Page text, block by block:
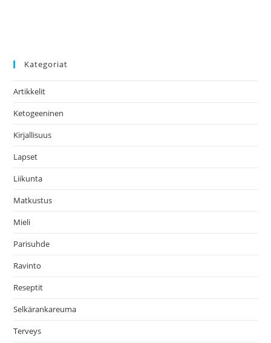
Kategoriat
Artikkelit
Ketogeeninen
Kirjallisuus
Lapset
Liikunta
Matkustus
Mieli
Parisuhde
Ravinto
Reseptit
Selkärankareuma
Terveys